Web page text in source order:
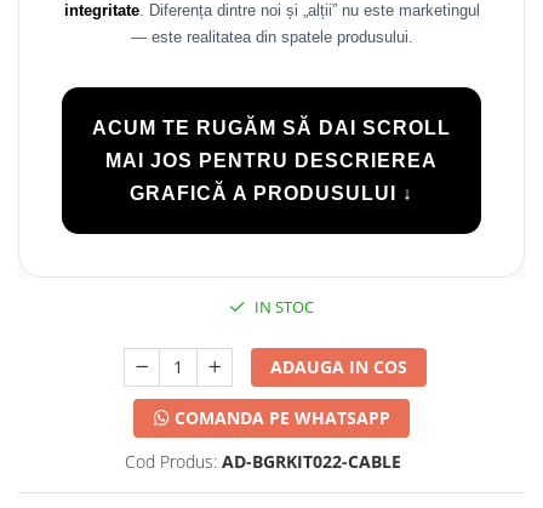
integritate. Diferența dintre noi și „alții” nu este marketingul
— este realitatea din spatele produsului.
ACUM TE RUGĂM SĂ DAI SCROLL
MAI JOS PENTRU DESCRIEREA
GRAFICĂ A PRODUSULUI ↓
IN STOC
ADAUGA IN COS
COMANDA PE WHATSAPP
Cod Produs: AD-BGRKIT022-CABLE